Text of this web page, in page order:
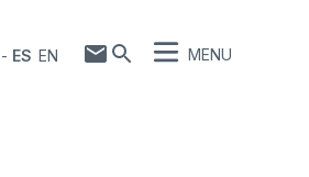
- ES EN MENU